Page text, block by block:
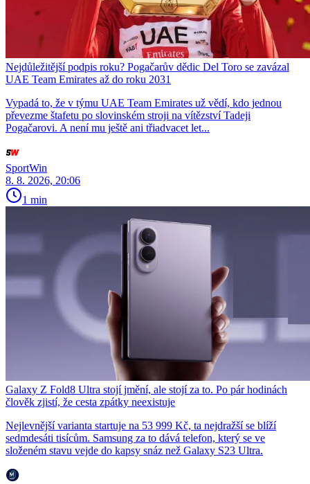
Nejdůležitější podpis roku? Pogačarův dědic Del Toro se zavázal
UAE Team Emirates až do roku 2031
Vypadá to, že v týmu UAE Team Emirates už vědí, kdo jednou
převezme štafetu po slovinském stroji na vítězství Tadeji
Pogačarovi. A není mu ještě ani třiadvacet let...
SportWin
8. 8. 2026, 20:06
1 min
Galaxy Z Fold8 Ultra stojí jmění, ale stojí za to. Po pár hodinách
člověk zjistí, že cesta zpátky neexistuje
Nejlevnější varianta startuje na 53 999 Kč, ta nejdražší se blíží
sedmdesáti tisícům. Samsung za to dává telefon, který se ve
složeném stavu vejde do kapsy snáz než Galaxy S23 Ultra.